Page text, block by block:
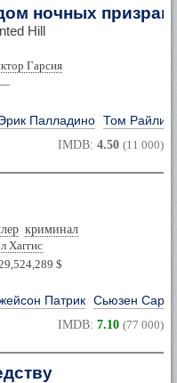
ночных
Hill
Гарсия
—
Палладино Том Райли
IMDB: 4.50 (11 000)
криминал
Хаггис
$
Патрик Сьюзен
IMDB: 7.10 (77 000)